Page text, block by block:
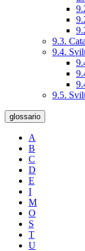
9.3.
9.4.
9.5.
glossario
A
B
C
D
E
I
M
O
S
T
U